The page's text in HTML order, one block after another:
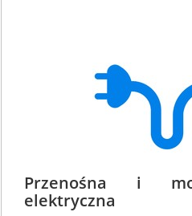
Przenośna i
elektryczna